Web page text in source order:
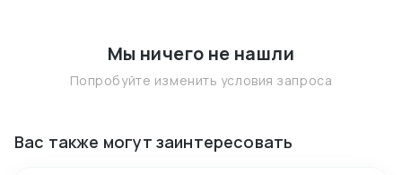
Мы ничего не нашли
Попробуйте изменить условия запроса
Вас также могут заинтересовать